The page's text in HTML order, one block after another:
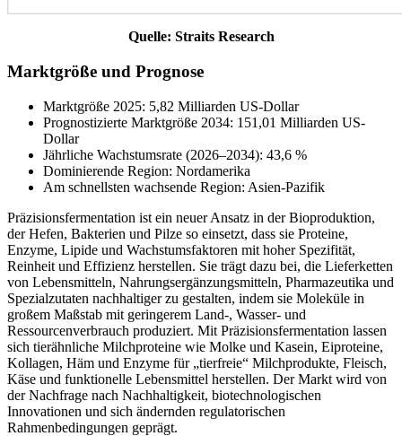
Quelle: Straits Research
Marktgröße und Prognose
Marktgröße 2025: 5,82 Milliarden US-Dollar
Prognostizierte Marktgröße 2034: 151,01 Milliarden US-
Dollar
Jährliche Wachstumsrate (2026–2034): 43,6 %
Dominierende Region: Nordamerika
Am schnellsten wachsende Region: Asien-Pazifik
Präzisionsfermentation ist ein neuer Ansatz in der Bioproduktion,
der Hefen, Bakterien und Pilze so einsetzt, dass sie Proteine,
Enzyme, Lipide und Wachstumsfaktoren mit hoher Spezifität,
Reinheit und Effizienz herstellen. Sie trägt dazu bei, die Lieferketten
von Lebensmitteln, Nahrungsergänzungsmitteln, Pharmazeutika und
Spezialzutaten nachhaltiger zu gestalten, indem sie Moleküle in
großem Maßstab mit geringerem Land-, Wasser- und
Ressourcenverbrauch produziert. Mit Präzisionsfermentation lassen
sich tierähnliche Milchproteine ​​wie Molke und Kasein, Eiproteine,
Kollagen, Häm und Enzyme für „tierfreie“ Milchprodukte, Fleisch,
Käse und funktionelle Lebensmittel herstellen. Der Markt wird von
der Nachfrage nach Nachhaltigkeit, biotechnologischen
Innovationen und sich ändernden regulatorischen
Rahmenbedingungen geprägt.